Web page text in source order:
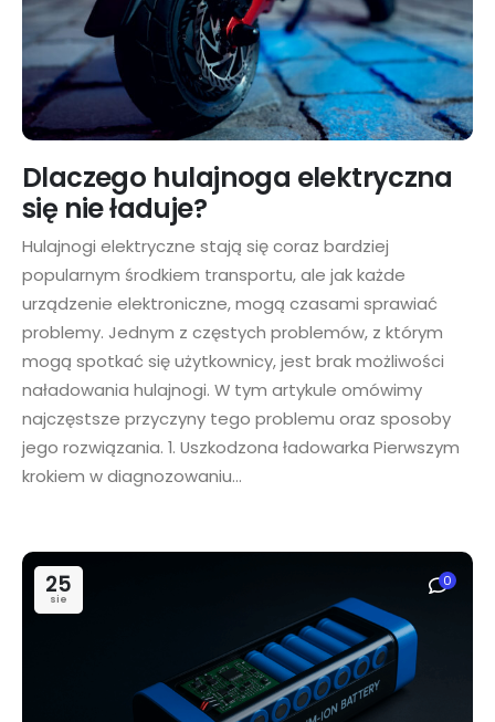
Dlaczego hulajnoga elektryczna
się nie ładuje?
Hulajnogi elektryczne stają się coraz bardziej
popularnym środkiem transportu, ale jak każde
urządzenie elektroniczne, mogą czasami sprawiać
problemy. Jednym z częstych problemów, z którym
mogą spotkać się użytkownicy, jest brak możliwości
naładowania hulajnogi. W tym artykule omówimy
najczęstsze przyczyny tego problemu oraz sposoby
jego rozwiązania. 1. Uszkodzona ładowarka Pierwszym
krokiem w diagnozowaniu...
25
sie
0